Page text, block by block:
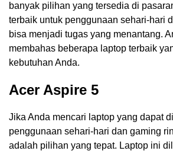
banyak pilihan yang tersedia di
terbaik untuk penggunaan sehari-hari
bisa menjadi tugas yang menantang.
membahas beberapa laptop terbaik
kebutuhan Anda.
Acer Aspire 5
Jika Anda mencari laptop yang dapat
penggunaan sehari-hari dan gaming
adalah pilihan yang tepat. Laptop ini